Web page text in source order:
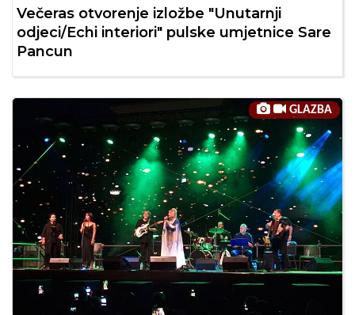
Večeras otvorenje izložbe "Unutarnji
odjeci/Echi interiori" pulske umjetnice Sare
Pancun
GLAZBA